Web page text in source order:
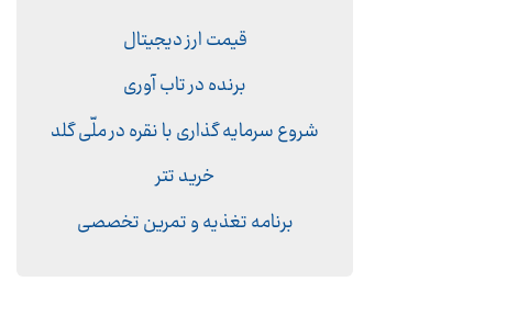
قیمت ارز دیجیتال
برنده در تاب آوری
شروع سرمایه گذاری با نقره در ملّی گلد
خرید تتر
برنامه تغذیه و تمرین تخصصی